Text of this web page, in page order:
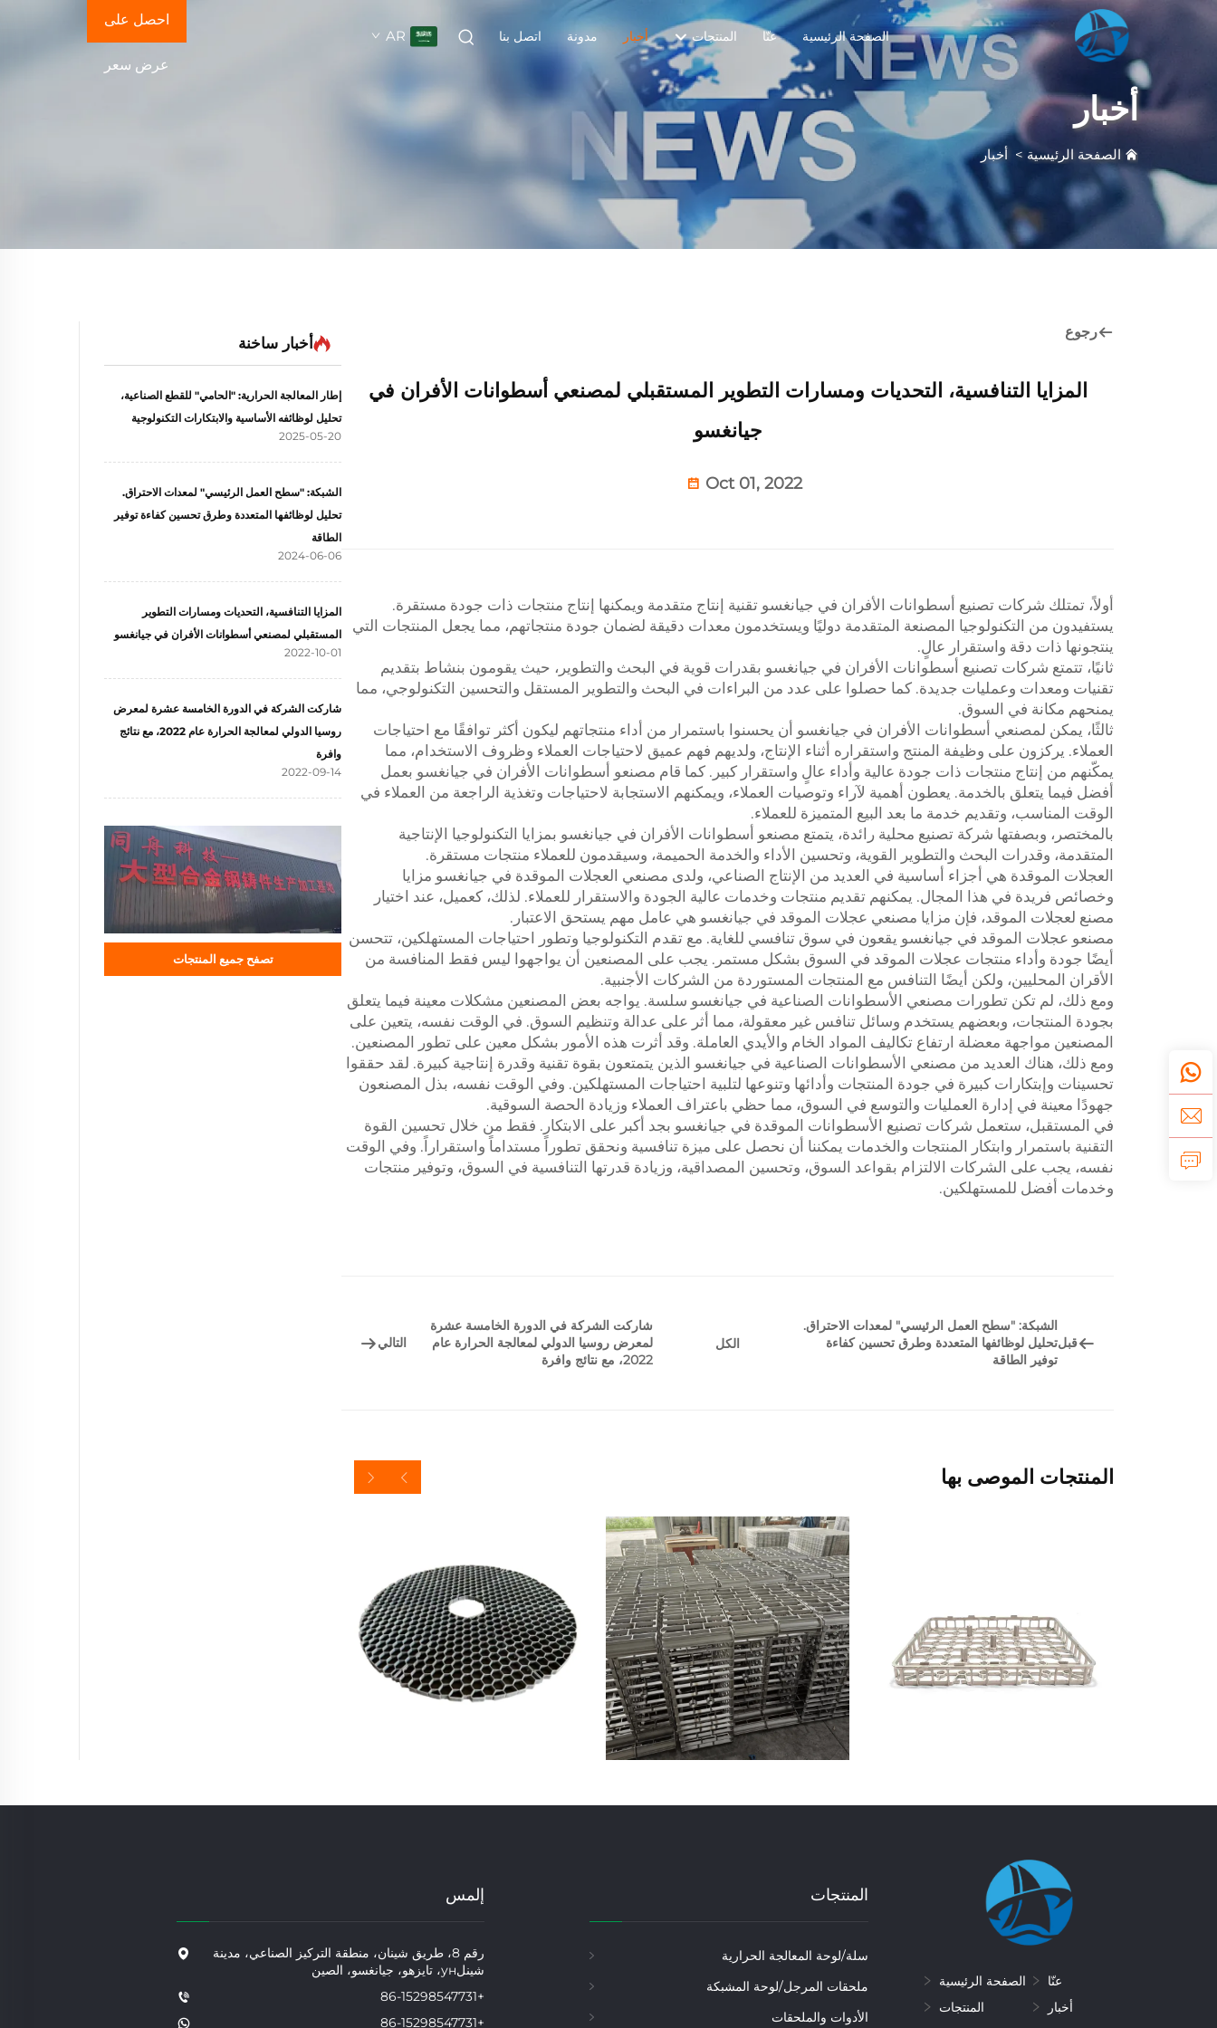
الصفحة الرئيسية عنّا المنتجات أخبار مدونة اتصل بنا AR
احصل على
عرض سعر
أخبار
الصفحة الرئيسية > أخبار
رجوع
المزايا التنافسية، التحديات ومسارات التطوير المستقبلي لمصنعي أسطوانات الأفران في
جيانغسو
Oct 01, 2022
أولاً، تمتلك شركات تصنيع أسطوانات الأفران في جيانغسو تقنية إنتاج متقدمة ويمكنها إنتاج منتجات ذات جودة مستقرة.
يستفيدون من التكنولوجيا المصنعة المتقدمة دوليًا ويستخدمون معدات دقيقة لضمان جودة منتجاتهم، مما يجعل المنتجات التي
ينتجونها ذات دقة واستقرار عالٍ.
ثانيًا، تتمتع شركات تصنيع أسطوانات الأفران في جيانغسو بقدرات قوية في البحث والتطوير، حيث يقومون بنشاط بتقديم
تقنيات ومعدات وعمليات جديدة. كما حصلوا على عدد من البراءات في البحث والتطوير المستقل والتحسين التكنولوجي، مما
يمنحهم مكانة في السوق.
ثالثًا، يمكن لمصنعي أسطوانات الأفران في جيانغسو أن يحسنوا باستمرار من أداء منتجاتهم ليكون أكثر توافقًا مع احتياجات
العملاء. يركزون على وظيفة المنتج واستقراره أثناء الإنتاج، ولديهم فهم عميق لاحتياجات العملاء وظروف الاستخدام، مما
يمكّنهم من إنتاج منتجات ذات جودة عالية وأداء عالٍ واستقرار كبير. كما قام مصنعو أسطوانات الأفران في جيانغسو بعمل
أفضل فيما يتعلق بالخدمة. يعطون أهمية لآراء وتوصيات العملاء، ويمكنهم الاستجابة لاحتياجات وتغذية الراجعة من العملاء في
الوقت المناسب، وتقديم خدمة ما بعد البيع المتميزة للعملاء.
بالمختصر، وبصفتها شركة تصنيع محلية رائدة، يتمتع مصنعو أسطوانات الأفران في جيانغسو بمزايا التكنولوجيا الإنتاجية
المتقدمة، وقدرات البحث والتطوير القوية، وتحسين الأداء والخدمة الحميمة، وسيقدمون للعملاء منتجات مستقرة.
العجلات الموقدة هي أجزاء أساسية في العديد من الإنتاج الصناعي، ولدى مصنعي العجلات الموقدة في جيانغسو مزايا
وخصائص فريدة في هذا المجال. يمكنهم تقديم منتجات وخدمات عالية الجودة والاستقرار للعملاء. لذلك، كعميل، عند اختيار
مصنع لعجلات الموقد، فإن مزايا مصنعي عجلات الموقد في جيانغسو هي عامل مهم يستحق الاعتبار.
مصنعو عجلات الموقد في جيانغسو يقعون في سوق تنافسي للغاية. مع تقدم التكنولوجيا وتطور احتياجات المستهلكين، تتحسن
أيضًا جودة وأداء منتجات عجلات الموقد في السوق بشكل مستمر. يجب على المصنعين أن يواجهوا ليس فقط المنافسة من
الأقران المحليين، ولكن أيضًا التنافس مع المنتجات المستوردة من الشركات الأجنبية.
ومع ذلك، لم تكن تطورات مصنعي الأسطوانات الصناعية في جيانغسو سلسة. يواجه بعض المصنعين مشكلات معينة فيما يتعلق
بجودة المنتجات، وبعضهم يستخدم وسائل تنافس غير معقولة، مما أثر على عدالة وتنظيم السوق. في الوقت نفسه، يتعين على
المصنعين مواجهة معضلة ارتفاع تكاليف المواد الخام والأيدي العاملة. وقد أثرت هذه الأمور بشكل معين على تطور المصنعين.
ومع ذلك، هناك العديد من مصنعي الأسطوانات الصناعية في جيانغسو الذين يتمتعون بقوة تقنية وقدرة إنتاجية كبيرة. لقد حققوا
تحسينات وإبتكارات كبيرة في جودة المنتجات وأدائها وتنوعها لتلبية احتياجات المستهلكين. وفي الوقت نفسه، بذل المصنعون
جهودًا معينة في إدارة العمليات والتوسع في السوق، مما حظي باعتراف العملاء وزيادة الحصة السوقية.
في المستقبل، ستعمل شركات تصنيع الأسطوانات الموقدة في جيانغسو بجد أكبر على الابتكار. فقط من خلال تحسين القوة
التقنية باستمرار وابتكار المنتجات والخدمات يمكننا أن نحصل على ميزة تنافسية ونحقق تطوراً مستداماً واستقراراً. وفي الوقت
نفسه، يجب على الشركات الالتزام بقواعد السوق، وتحسين المصداقية، وزيادة قدرتها التنافسية في السوق، وتوفير منتجات
وخدمات أفضل للمستهلكين.
قبل
الشبكة: "سطح العمل الرئيسي" لمعدات الاحتراق.
تحليل لوظائفها المتعددة وطرق تحسين كفاءة
توفير الطاقة
الكل
شاركت الشركة في الدورة الخامسة عشرة
لمعرض روسيا الدولي لمعالجة الحرارة عام
2022، مع نتائج وافرة
التالي
المنتجات الموصى بها
أخبار ساخنة
إطار المعالجة الحرارية: "الحامي" للقطع الصناعية،
تحليل لوظائفه الأساسية والابتكارات التكنولوجية
2025-05-20
الشبكة: "سطح العمل الرئيسي" لمعدات الاحتراق.
تحليل لوظائفها المتعددة وطرق تحسين كفاءة توفير
الطاقة
2024-06-06
المزايا التنافسية، التحديات ومسارات التطوير
المستقبلي لمصنعي أسطوانات الأفران في جيانغسو
2022-10-01
شاركت الشركة في الدورة الخامسة عشرة لمعرض
روسيا الدولي لمعالجة الحرارة عام 2022، مع نتائج
وافرة
2022-09-14
تصفح جميع المنتجات
الصفحة الرئيسية
عنّا
المنتجات
أخبار
المنتجات
سلة/لوحة المعالجة الحرارية
ملحقات المرجل/لوحة المشبكة
الأدوات والملحقات
إلمس
رقم 8، طريق شينان، منطقة التركيز الصناعي، مدينة
شينلун، تايزهو، جيانغسو، الصين
+86-15298547731
+86-15298547731